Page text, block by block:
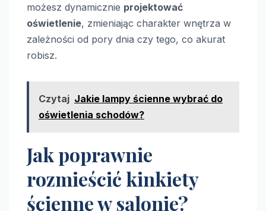
możesz dynamicznie projektować
oświetlenie, zmieniając charakter wnętrza w
zależności od pory dnia czy tego, co akurat
robisz.
Czytaj Jakie lampy ścienne wybrać do
oświetlenia schodów?
Jak poprawnie
rozmieścić kinkiety
ścienne w salonie?